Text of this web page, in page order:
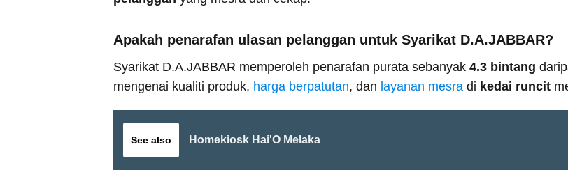
Apakah penarafan ulasan pelanggan untuk Syarikat D.A.JABBAR?
Syarikat D.A.JABBAR memperoleh penarafan purata sebanyak 4.3 bintang
mengenai kualiti produk, harga berpatutan, dan layanan mesra di kedai runcit
See also Homekiosk Hai'O Melaka